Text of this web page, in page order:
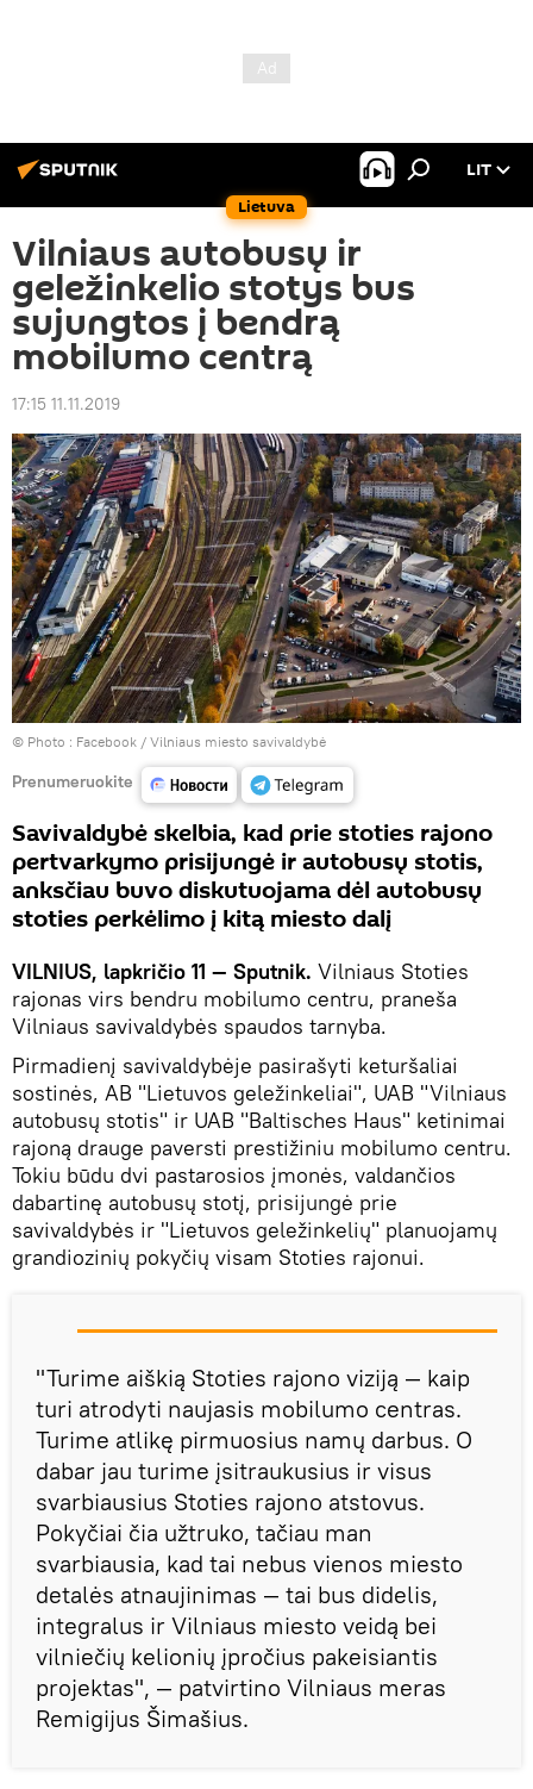
Lietuva
LIT
Vilniaus autobusų ir
geležinkelio stotys bus
sujungtos į bendrą
mobilumo centrą
17:15 11.11.2019
© Photo : Facebook / Vilniaus miesto savivaldybė
Prenumeruokite
Savivaldybė skelbia, kad prie stoties rajono
pertvarkymo prisijungė ir autobusų stotis,
anksčiau buvo diskutuojama dėl autobusų
stoties perkėlimo į kitą miesto dalį
VILNIUS, lapkričio 11 — Sputnik. Vilniaus Stoties
rajonas virs bendru mobilumo centru, praneša
Vilniaus savivaldybės spaudos tarnyba.
Pirmadienį savivaldybėje pasirašyti keturšaliai
sostinės, AB "Lietuvos geležinkeliai", UAB "Vilniaus
autobusų stotis" ir UAB "Baltisches Haus" ketinimai
rajoną drauge paversti prestižiniu mobilumo centru.
Tokiu būdu dvi pastarosios įmonės, valdančios
dabartinę autobusų stotį, prisijungė prie
savivaldybės ir "Lietuvos geležinkelių" planuojamų
grandiozinių pokyčių visam Stoties rajonui.
"Turime aiškią Stoties rajono viziją — kaip
turi atrodyti naujasis mobilumo centras.
Turime atlikę pirmuosius namų darbus. O
dabar jau turime įsitraukusius ir visus
svarbiausius Stoties rajono atstovus.
Pokyčiai čia užtruko, tačiau man
svarbiausia, kad tai nebus vienos miesto
detalės atnaujinimas — tai bus didelis,
integralus ir Vilniaus miesto veidą bei
vilniečių kelionių įpročius pakeisiantis
projektas", — patvirtino Vilniaus meras
Remigijus Šimašius.